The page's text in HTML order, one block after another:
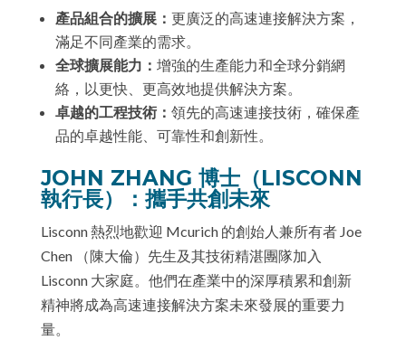
產品組合的擴展： 更廣泛的高速連接解決方案，
滿足不同產業的需求。
全球擴展能力： 增強的生產能力和全球分銷網
絡，以更快、更高效地提供解決方案。
卓越的工程技術： 領先的高速連接技術，確保產
品的卓越性能、可靠性和創新性。
JOHN ZHANG 博士（LISCONN
執行長）：攜手共創未來
Lisconn 熱烈地歡迎 Mcurich 的創始人兼所有者 Joe
Chen （陳大倫）先生及其技術精湛團隊加入
Lisconn 大家庭。他們在產業中的深厚積累和創新
精神將成為高速連接解決方案未來發展的重要力
量。